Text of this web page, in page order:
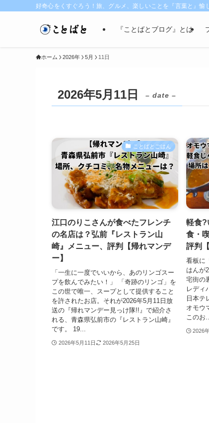
好奇心をくすぐろう！旅、グルメ、楽しいことを『言葉と』愉
『ことばとブログ』とは
ホーム 2026年 5月 11日
2026年5月11日 – date –
ことばとごはん
江口のりこさんが食べたフレンチ
の名店は？弘前『レストラン山
崎』メニュー、評判【帰れマンデ
ー】
「一生に一度でいいから、あのリンゴスー
プを飲んでみたい！」 「奇跡のリンゴ」を
この世で唯一、スープとして提供すること
を許されたお店。それが2026年5月11日放
送の『帰れマンデー見っけ隊!!』で紹介さ
れる、青森県弘前市の『レストラン山崎』
です。 19...
2026年5月11日 2026年5月25日
軽食?
食・
評判
看板に
はんが
宅街の
レディ
日本テ
オモウ
このお...
2026